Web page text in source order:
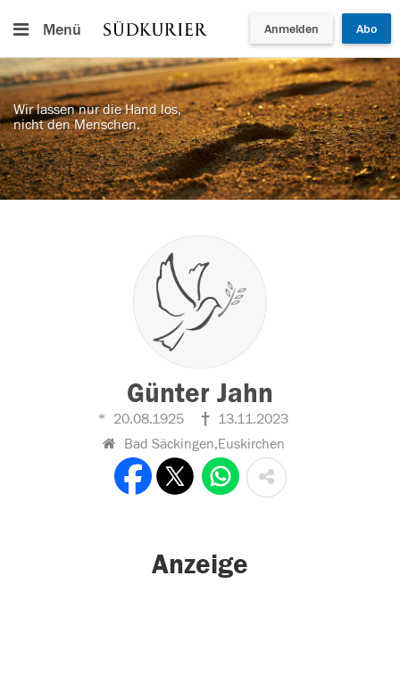
Menü Anmelden Abo
Wir lassen nur die Hand los,
nicht den Menschen.
Günter Jahn
20.08.1925
13.11.2023
Bad Säckingen,Euskirchen
Anzeige